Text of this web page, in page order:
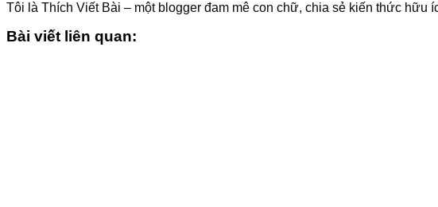
Tôi là Thích Viết Bài – một blogger đam mê con chữ, chia sẻ kiến thức
Bài viết liên quan: